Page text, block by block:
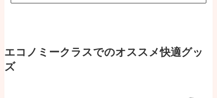
エコノミークラスでのオススメ快適グッ
ズ